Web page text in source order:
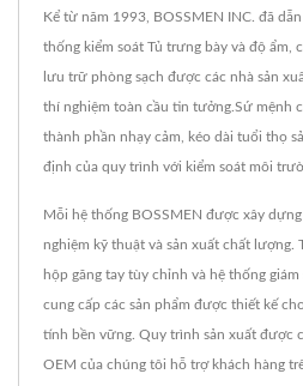
Kể từ năm 1993, BOSSMEN INC. đã
thống kiểm soát Tủ trưng bày và độ ẩm,
lưu trữ phòng sạch được các nhà sản
thí nghiệm toàn cầu tin tưởng.Sứ mệnh
thành phần nhạy cảm, kéo dài tuổi thọ
định của quy trình với kiểm soát môi
Mỗi hệ thống BOSSMEN được xây
nghiệm kỹ thuật và sản xuất chất lượng.
hộp găng tay tùy chỉnh và hệ thống
cung cấp các sản phẩm được thiết kế
tính bền vững. Quy trình sản xuất được
OEM của chúng tôi hỗ trợ khách hàng